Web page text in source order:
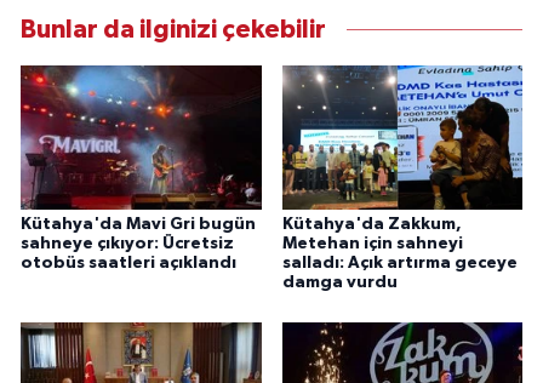
Bunlar da ilginizi çekebilir
Kütahya'da Mavi Gri bugün
sahneye çıkıyor: Ücretsiz
otobüs saatleri açıklandı
Kütahya'da Zakkum,
Metehan için sahneyi
salladı: Açık artırma geceye
damga vurdu